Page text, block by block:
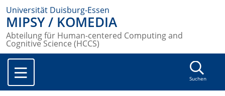
Universität Duisburg-Essen
MIPSY / KOMEDIA
Abteilung für Human-centered Computing and
Cognitive Science (HCCS)
Suchen